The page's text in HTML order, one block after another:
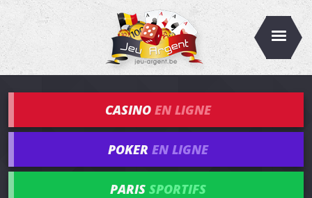
CASINO EN LIGNE
POKER EN LIGNE
PARIS SPORTIFS